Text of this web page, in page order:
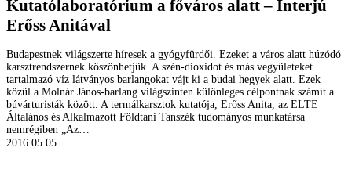
Kutatólaboratórium a főváros alatt – Interjú
Erőss Anitával
Budapestnek világszerte híresek a gyógyfürdői. Ezeket a város alatt húzódó
karsztrendszernek köszönhetjük. A szén-dioxidot és más vegyületeket
tartalmazó víz látványos barlangokat vájt ki a budai hegyek alatt. Ezek
közül a Molnár János-barlang világszinten különleges célpontnak számít a
búvárturisták között. A termálkarsztok kutatója, Erőss Anita, az ELTE
Általános és Alkalmazott Földtani Tanszék tudományos munkatársa
nemrégiben „Az…
2016.05.05.